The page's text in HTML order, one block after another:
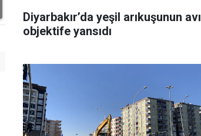
Diyarbakır’da yeşil arıkuşunun avı
objektife yansıdı